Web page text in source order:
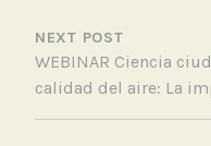
i
NEXT POST
WEBINAR Ciencia
calidad del aire: La